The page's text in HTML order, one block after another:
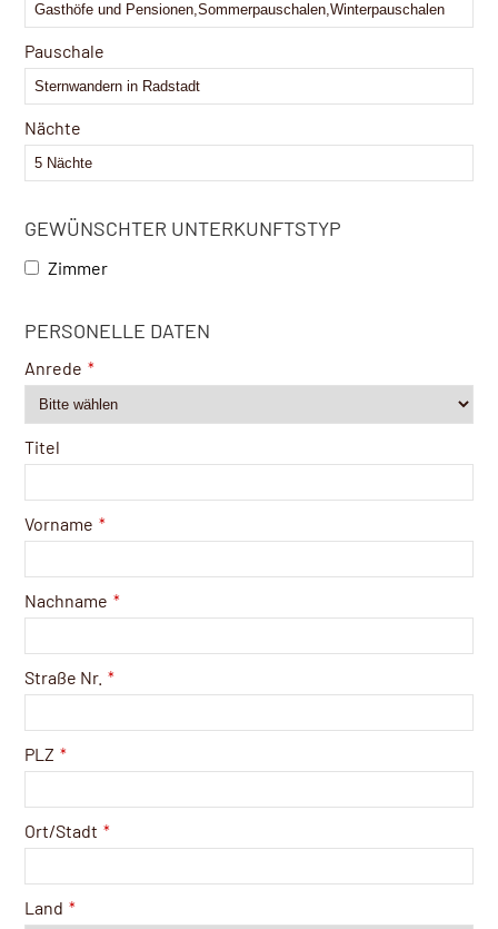
Pauschale
Nächte
GEWÜNSCHTER UNTERKUNFTSTYP
Zimmer
PERSONELLE DATEN
Anrede *
Titel
Vorname *
Nachname *
Straße Nr. *
PLZ *
Ort/Stadt *
Land *